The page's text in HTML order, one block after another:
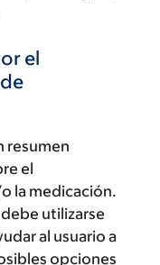
el
resumen
el
la medicación.
utilizarse
al usuario a
opciones